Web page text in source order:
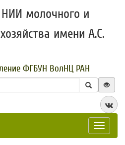
молочного и
имени А.С.
ФГБУН ВолНЦ РАН
Toggle